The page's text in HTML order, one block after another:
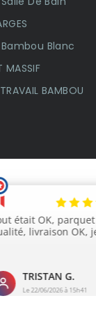
Blanc
MASSIF
BAMBOU